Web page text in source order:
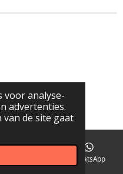
voor analyse-
advertenties.
de site gaat
WhatsApp